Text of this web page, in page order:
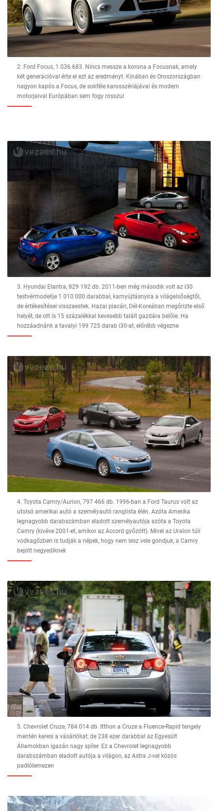
2. Ford Focus, 1 036 683. Nincs messze a korona a Focusnak, amely
két generációval érte el ezt az eredményt. Kínában és Oroszországban
nagyon kapós a Focus, de sokféle karosszériájával és modern
motorjaival Európában sem fogy rosszul
3. Hyundai Elantra, 829 192 db. 2011-ben még második volt az i30
testvérmodellje 1 010 000 darabbal, karnyújtásnyira a világelsőségtől,
de értékesítései visszaestek. Hazai piacán, Dél-Koreában megőrizte első
helyét, de ott is 15 százalékkal kevesebb talált gazdára belőle. Ha
hozzáadnánk a tavalyi 199 725 darab i30-at, előrébb végezne
4. Toyota Camry/Aurion, 797 466 db. 1996-ban a Ford Taurus volt az
utolsó amerikai autó a személyautó ranglista élén. Azóta Amerika
legnagyobb darabszámban eladott személyautója azóta a Toyota
Camry (kivéve 2001-et, amikor az Accord győzött). Mivel az Uralon túli
vodkagőzben is tudják a népek, hogy nem lesz vele gondjuk, a Camry
bejött negyediknek
5. Chevrolet Cruze, 784 014 db. Itthon a Cruze a Fluence-Rapid tengely
mentén keresi a vásárlókat, de 238 ezer darabbal az Egyesült
Államokban igazán nagy spíler. Ez a Chevrolet legnagyobb
darabszámban eladott autója a világon, az Astra J-vel közös
padlólemezen